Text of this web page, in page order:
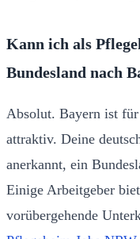
Kann ich als
Bundesland nach
Absolut. Bayern ist
attraktiv. Deine
anerkannt, ein
Einige Arbeitgeber
vorübergehende